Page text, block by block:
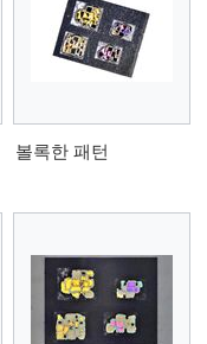
볼록한 패턴